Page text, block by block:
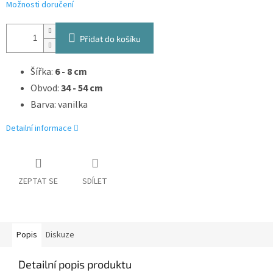
Možnosti doručení
Přidat do košíku
Šířka: 6 - 8 cm
Obvod:34 - 54 cm
Barva: vanilka
Detailní informace
ZEPTAT SE SDÍLET
Popis Diskuze
Detailní popis produktu